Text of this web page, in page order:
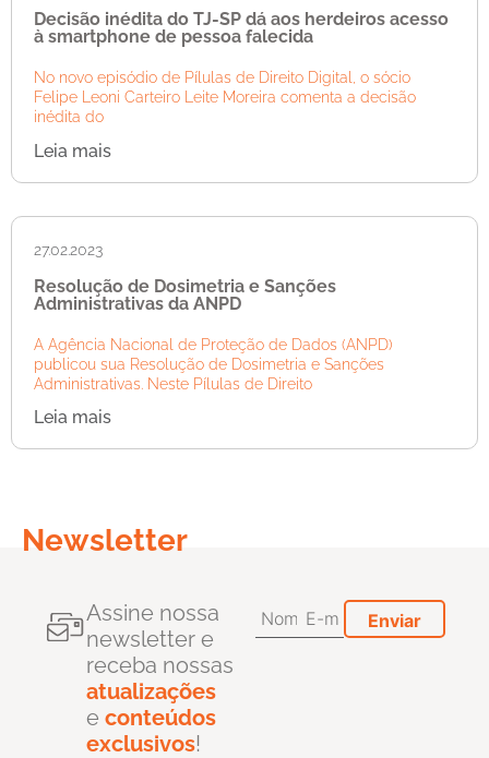
Decisão inédita do TJ-SP dá aos herdeiros acesso
à smartphone de pessoa falecida
No novo episódio de Pílulas de Direito Digital, o sócio
Felipe Leoni Carteiro Leite Moreira comenta a decisão
inédita do
Leia mais
27.02.2023
Resolução de Dosimetria e Sanções
Administrativas da ANPD
A Agência Nacional de Proteção de Dados (ANPD)
publicou sua Resolução de Dosimetria e Sanções
Administrativas. Neste Pílulas de Direito
Leia mais
Newsletter
Assine nossa
newsletter e
receba nossas
atualizações
e conteúdos
exclusivos!